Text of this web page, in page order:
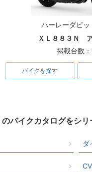
ハーレーダビッ
ＸＬ８８３Ｎ
掲載台数
バイクを探す
バイクカタログをシリ
ダ